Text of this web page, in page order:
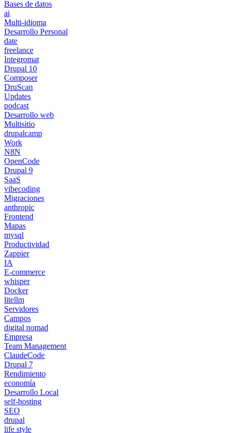
Bases de datos
ai
Multi-idioma
Desarrollo Personal
date
freelance
Integromat
Drupal 10
Composer
DruScan
Updates
podcast
Desarrollo web
Multisitio
drupalcamp
Work
N8N
OpenCode
Drupal 9
SaaS
vibecoding
Migraciones
anthropic
Frontend
Mapas
mysql
Productividad
Zappier
IA
E-commerce
whisper
Docker
litellm
Servidores
Campos
digital nomad
Empresa
Team Management
ClaudeCode
Drupal 7
Rendimiento
economía
Desarrollo Local
self-hosting
SEO
drupal
life style